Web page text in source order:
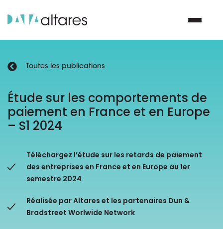
Nous contacter
Vos enjeux
Nos data
Nos partenaires
Toutes les publications
Étude sur les comportements de
paiement en France et en Europe
– S1 2024
Téléchargez l’étude sur les retards de paiement
des entreprises en France et en Europe au 1er
semestre 2024
Réalisée par Altares et les partenaires Dun &
Bradstreet Worlwide Network